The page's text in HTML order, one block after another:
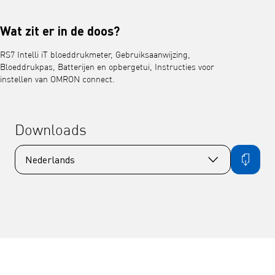
Wat zit er in de doos?
RS7 Intelli iT bloeddrukmeter, Gebruiksaanwijzing,
Bloeddrukpas, Batterijen en opbergetui, Instructies voor
instellen van OMRON connect.
Downloads